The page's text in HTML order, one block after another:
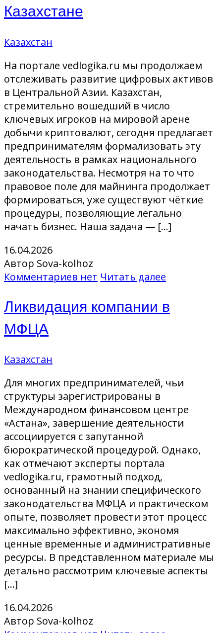
Казахстане
Казахстан
На портале vedlogika.ru мы продолжаем
отслеживать развитие цифровых активов
в Центральной Азии. Казахстан,
стремительно вошедший в число
ключевых игроков на мировой арене
добычи криптовалют, сегодня предлагает
предпринимателям формализовать эту
деятельность в рамках национального
законодательства. Несмотря на то что
правовое поле для майнинга продолжает
формироваться, уже существуют чёткие
процедуры, позволяющие легально
начать бизнес. Наша задача — […]
16.04.2026
Автор Sova-kolhoz
Комментариев нет Читать далее
Ликвидация компании в
МФЦА
Казахстан
Для многих предпринимателей, чьи
структуры зарегистрированы в
Международном финансовом центре
«Астана», завершение деятельности
ассоциируется с запутанной
бюрократической процедурой. Однако,
как отмечают эксперты портала
vedlogika.ru, грамотный подход,
основанный на знании специфического
законодательства МФЦА и практическом
опыте, позволяет провести этот процесс
максимально эффективно, экономя
ценные временные и административные
ресурсы. В представленном материале мы
детально рассмотрим ключевые аспекты
[…]
16.04.2026
Автор Sova-kolhoz